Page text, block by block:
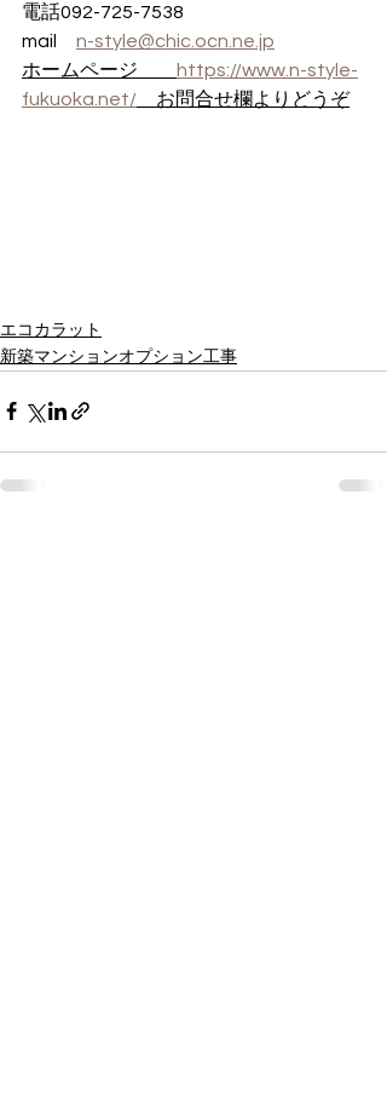
電話092-725-7538
mail n-style@chic.ocn.ne.jp
ホームページ
https://www.n-style-
fukuoka.net/ お問合せ欄よりどうぞ
エコカラット
新築マンションオプション工事